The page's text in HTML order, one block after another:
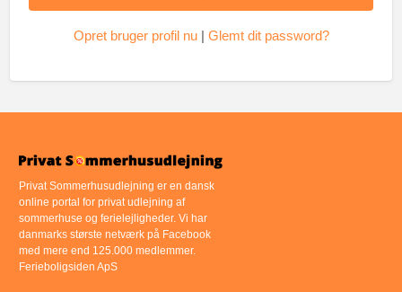
Opret bruger profil nu| Glemt dit password?
Privat Sommerhusudlejning er en dansk
online portal for privat udlejning af
sommerhuse og ferielejligheder. Vi har
danmarks største netværk på Facebook
med mere end 125.000 medlemmer.
Ferieboligsiden ApS